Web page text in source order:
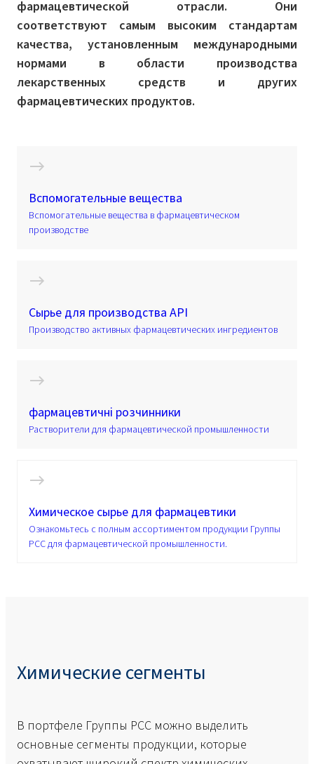
фармацевтической отрасли. Они
соответствуют самым высоким стандартам
качества, установленным международными
нормами в области производства
лекарственных средств и других
фармацевтических продуктов.
Вспомогательные вещества
Вспомогательные вещества в фармацевтическом
производстве
Cырье для производства API
Производство активных фармацевтических ингредиентов
фармацевтичні розчинники
Растворители для фармацевтической промышленности
Химическое сырье для фармацевтики
Ознакомьтесь с полным ассортиментом продукции Группы
PCC для фармацевтической промышленности.
Химические сегменты
В портфеле Группы PCC можно выделить
основные сегменты продукции, которые